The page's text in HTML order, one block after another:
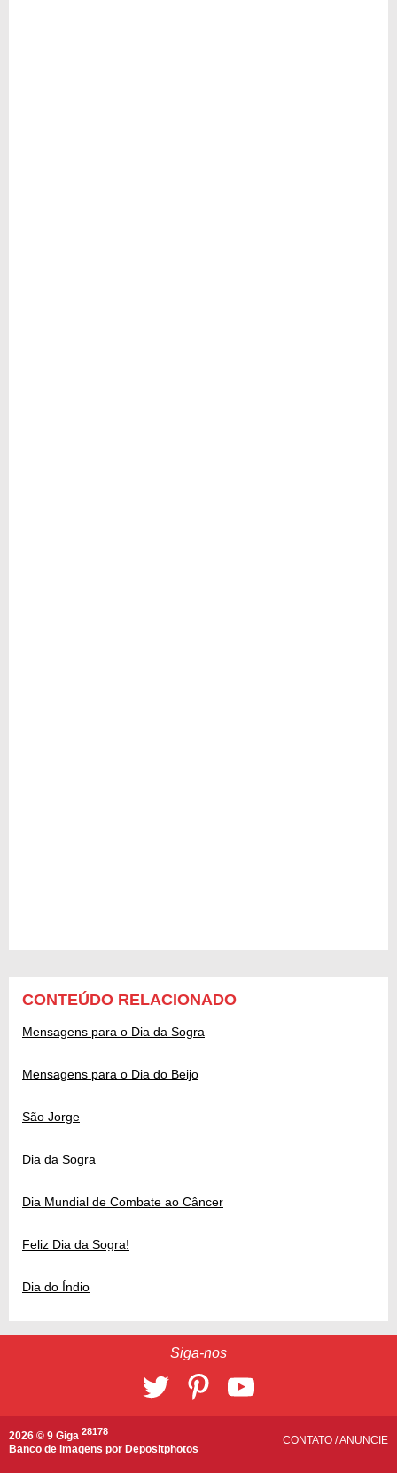
CONTEÚDO RELACIONADO
Mensagens para o Dia da Sogra
Mensagens para o Dia do Beijo
São Jorge
Dia da Sogra
Dia Mundial de Combate ao Câncer
Feliz Dia da Sogra!
Dia do Índio
Siga-nos
2026 © 9 Giga 28178
Banco de imagens por Depositphotos
CONTATO /ANUNCIE